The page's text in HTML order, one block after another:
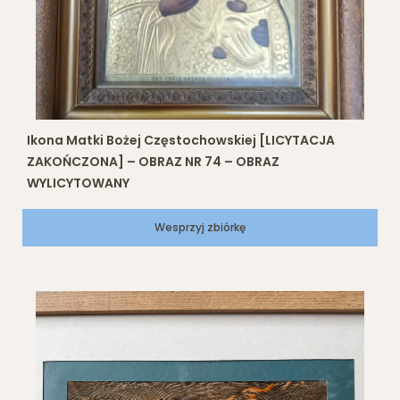
Ikona Matki Bożej Częstochowskiej [LICYTACJA
ZAKOŃCZONA] – OBRAZ NR 74 – OBRAZ
WYLICYTOWANY
Wesprzyj zbiórkę